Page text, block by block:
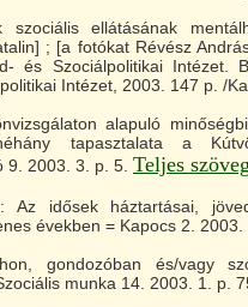
ellátásának
; [a fotókat Révész
és Szociálpolitikai Intézet.
Intézet, 2003. 147 p. /
alapuló
tapasztalata a
9. 2003. 3. p. 5. Teljes
Az idősek háztartásai,
években = Kapocs 2.
gondozóban és/vagy
munka 14. 2003. 1. p.